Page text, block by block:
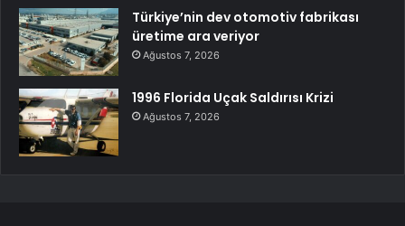
Türkiye’nin dev otomotiv fabrikası
üretime ara veriyor
Ağustos 7, 2026
1996 Florida Uçak Saldırısı Krizi
Ağustos 7, 2026